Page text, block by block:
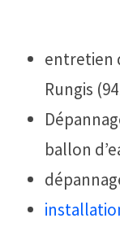
entretien
Rungis
ballon